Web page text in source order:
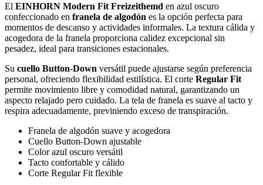
El EINHORN Modern Fit Freizeithemd en azul oscuro
confeccionado en franela de algodón es la opción perfecta para
momentos de descanso y actividades informales. La textura cálida y
acogedora de la franela proporciona calidez excepcional sin
pesadez, ideal para transiciones estacionales.
Su cuello Button-Down versátil puede ajustarse según preferencia
personal, ofreciendo flexibilidad estilística. El corte Regular Fit
permite movimiento libre y comodidad natural, garantizando un
aspecto relajado pero cuidado. La tela de franela es suave al tacto y
respira adecuadamente, previniendo exceso de transpiración.
Franela de algodón suave y acogedora
Cuello Button-Down ajustable
Color azul oscuro versátil
Tacto confortable y cálido
Corte Regular Fit flexible